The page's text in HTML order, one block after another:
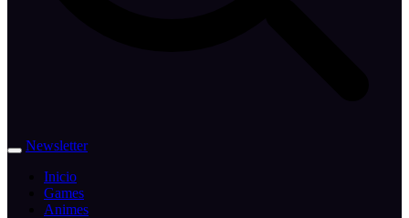
Newsletter
Inicio
Games
Animes